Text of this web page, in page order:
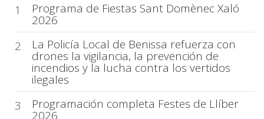
1 Programa de Fiestas Sant Domènec Xaló
2026
2
La Policía Local de Benissa refuerza con
drones la vigilancia, la prevención de
incendios y la lucha contra los vertidos
ilegales
3
Programación completa Festes de Llíber
2026